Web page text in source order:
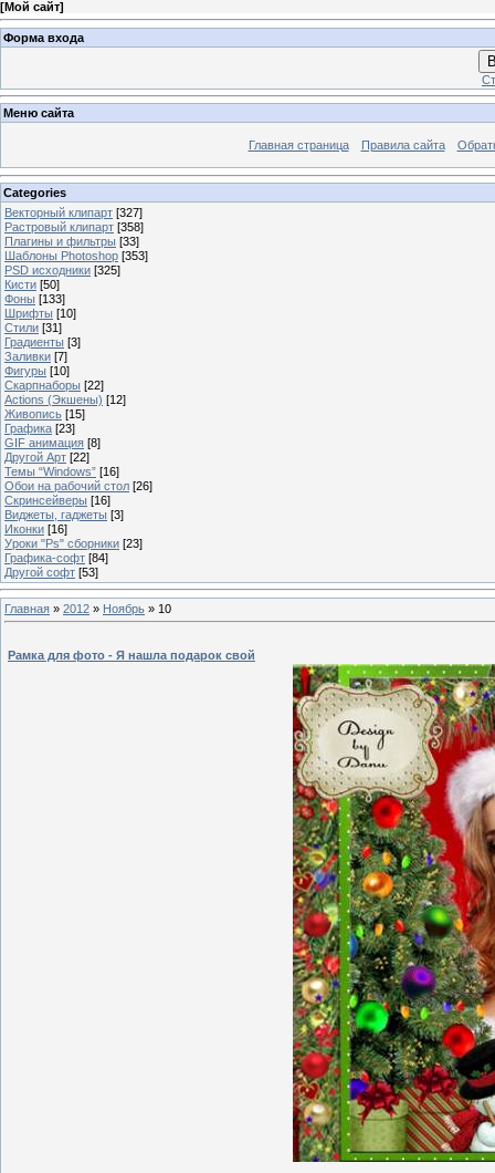
[Мой сайт]
Форма входа
Меню сайта
Главная страница Правила сайта
Categories
Векторный клипарт [327]
Растровый клипарт [358]
Плагины и фильтры [33]
Шаблоны Photoshop [353]
PSD исходники [325]
Кисти [50]
Фоны [133]
Шрифты [10]
Стили [31]
Градиенты [3]
Заливки [7]
Фигуры [10]
Скарпнаборы [22]
Actions (Экшены) [12]
Живопись [15]
Графика [23]
GIF анимация [8]
Другой Арт [22]
Темы “Windows” [16]
Обои на рабочий стол [26]
Скринсейверы [16]
Виджеты, гаджеты [3]
Иконки [16]
Уроки "Ps" сборники [23]
Графика-софт [84]
Другой софт [53]
Главная » 2012 » Ноябрь » 10
Рамка для фото - Я нашла подарок свой